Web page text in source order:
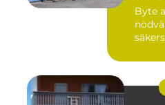
Byte